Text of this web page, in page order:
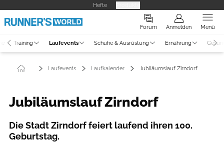
Hefte
Forum Anmelden Menü
Training Laufevents Schuhe & Ausrüstung Ernährung
Laufevents Laufkalender Jubiläumslauf Zirndorf
Jubiläumslauf Zirndorf
Die Stadt Zirndorf feiert laufend ihren 100.
Geburtstag.